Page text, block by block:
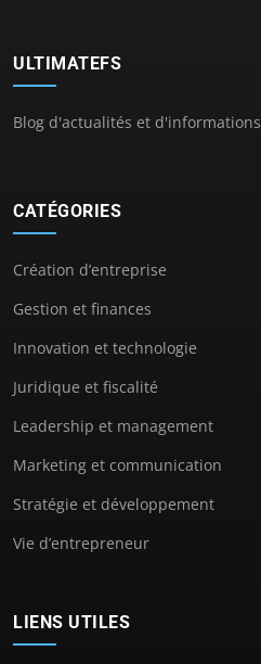
ULTIMATEFS
Blog d'actualités et d'informations
CATÉGORIES
Création d’entreprise
Gestion et finances
Innovation et technologie
Juridique et fiscalité
Leadership et management
Marketing et communication
Stratégie et développement
Vie d’entrepreneur
LIENS UTILES